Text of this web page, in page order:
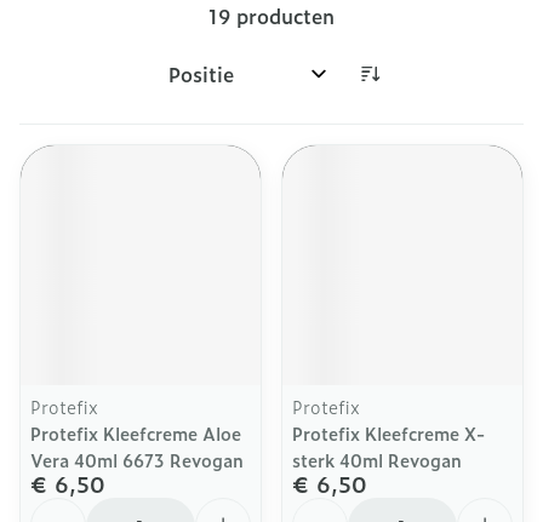
19 producten
Sorteer op:
Protefix
Protefix Kleefcreme Aloe
Vera 40ml 6673 Revogan
€ 6,50
Protefix
Protefix Kleefcreme X-
sterk 40ml Revogan
€ 6,50